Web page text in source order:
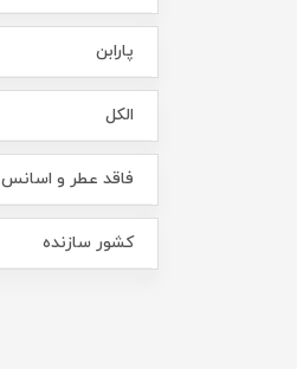
پارابن
الکل
فاقد عطر و اسانس
کشور سازنده